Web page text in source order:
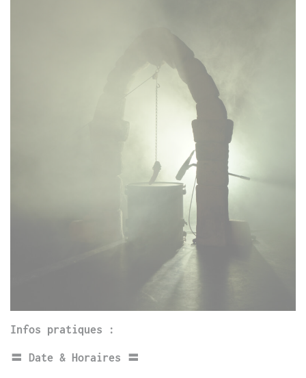
Infos pratiques :
〓 Date & Horaires 〓